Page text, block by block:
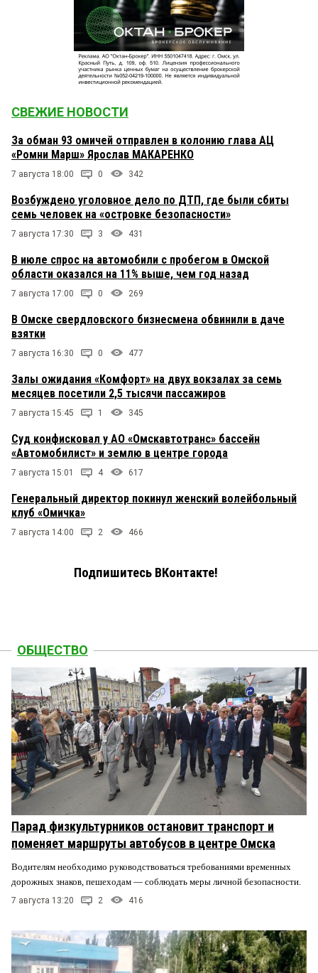
СВЕЖИЕ НОВОСТИ
За обман 93 омичей отправлен в колонию глава АЦ
«Ромни Марш» Ярослав МАКАРЕНКО
7 августа 18:00 0 342
Возбуждено уголовное дело по ДТП, где были сбиты
семь человек на «островке безопасности»
7 августа 17:30 3 431
В июле спрос на автомобили с пробегом в Омской
области оказался на 11% выше, чем год назад
7 августа 17:00 0 269
В Омске свердловского бизнесмена обвинили в даче
взятки
7 августа 16:30 0 477
Залы ожидания «Комфорт» на двух вокзалах за семь
месяцев посетили 2,5 тысячи пассажиров
7 августа 15:45 1 345
Суд конфисковал у АО «Омскавтотранс» бассейн
«Автомобилист» и землю в центре города
7 августа 15:01 4 617
Генеральный директор покинул женский волейбольный
клуб «Омичка»
7 августа 14:00 2 466
Подпишитесь ВКонтакте!
ОБЩЕСТВО
Парад физкультурников остановит транспорт и
поменяет маршруты автобусов в центре Омска
Водителям необходимо руководствоваться требованиями временных
дорожных знаков, пешеходам — соблюдать меры личной безопасности.
7 августа 13:20 2 416